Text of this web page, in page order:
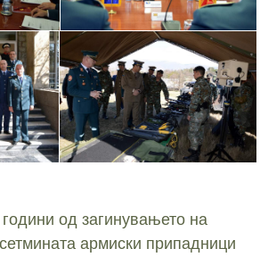
од загинувањето на
армиски припадници